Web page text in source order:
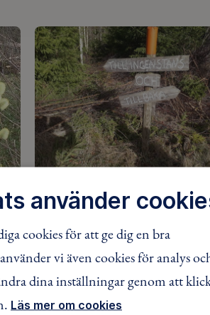
Vandringar 2025
Här kan du ta del av våra
Bli inspirerad och kom med !
använder
cookies för att ge dig en bra
vi även cookies för analys
dina inställningar genom att
Läs mer om cookies